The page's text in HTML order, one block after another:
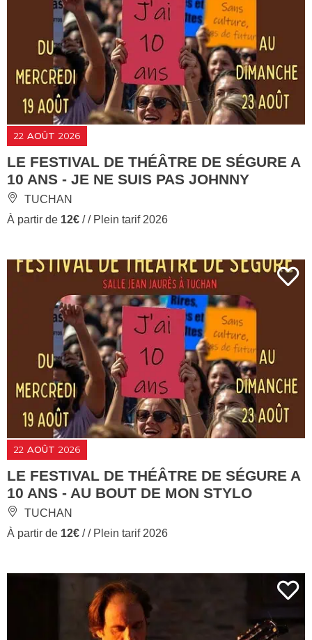
22 AOÛT 2026
LE FESTIVAL DE THÉÂTRE DE SÉGURE A
10 ANS - JE NE SUIS PAS JOHNNY
TUCHAN
À partir de 12€ / / Plein tarif 2026
22 AOÛT 2026
LE FESTIVAL DE THÉÂTRE DE SÉGURE A
10 ANS - AU BOUT DE MON STYLO
TUCHAN
À partir de 12€ / / Plein tarif 2026